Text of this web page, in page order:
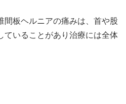
間板ヘルニアの痛みは、首や股
ていることがあり治療には全体